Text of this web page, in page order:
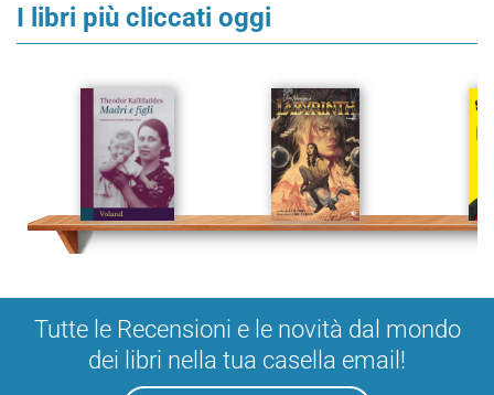
I libri più cliccati oggi
Tutte le Recensioni e le novità dal mondo
dei libri nella tua casella email!